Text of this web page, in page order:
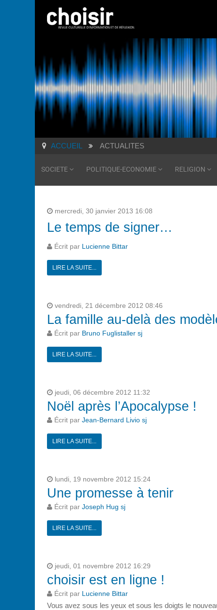
ACCUEIL ACTUALITES
SOCIETE POLITIQUE-ECONOMIE RELIGION
mercredi, 30 janvier 2013 16:08
Le temps de signer…
Écrit par Lucienne Bittar
LIRE LA SUITE...
vendredi, 21 décembre 2012 08:46
La famille au-delà des
Écrit par Bruno Fuglistaller sj
LIRE LA SUITE...
jeudi, 06 décembre 2012 11:32
Noël après l’Apocalypse !
Écrit par Jean-Bernard Livio sj
LIRE LA SUITE...
lundi, 19 novembre 2012 15:24
Une promesse à tenir
Écrit par Joseph Hug sj
LIRE LA SUITE...
jeudi, 01 novembre 2012 16:29
choisir est en ligne !
Écrit par Lucienne Bittar
Vous avez sous les yeux et sous les doigts le